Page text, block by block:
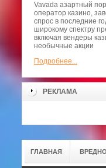
Vavada азартный
оператор казино,
спрос в последние
широкому спектру
включая вендеры
необычные акции
Подробнее...
РЕКЛАМА
ГЛАВНАЯ ВРЕДНО